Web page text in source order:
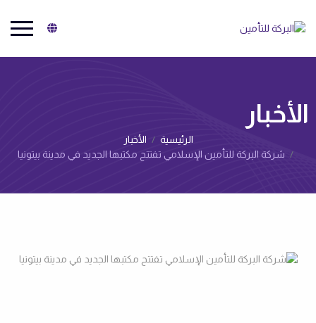
البركة للتأمين
الأخبار‌
الرئيسية
الأخبار‌
شركة البركة للتأمين الإسلامي تفتتح مكتبها الجديد في مدينة بيتونيا